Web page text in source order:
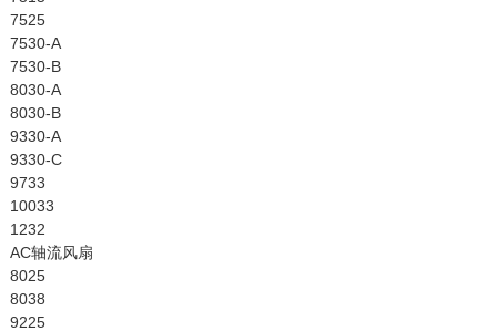
7525
7530-A
7530-B
8030-A
8030-B
9330-A
9330-C
9733
10033
1232
AC轴流风扇
8025
8038
9225